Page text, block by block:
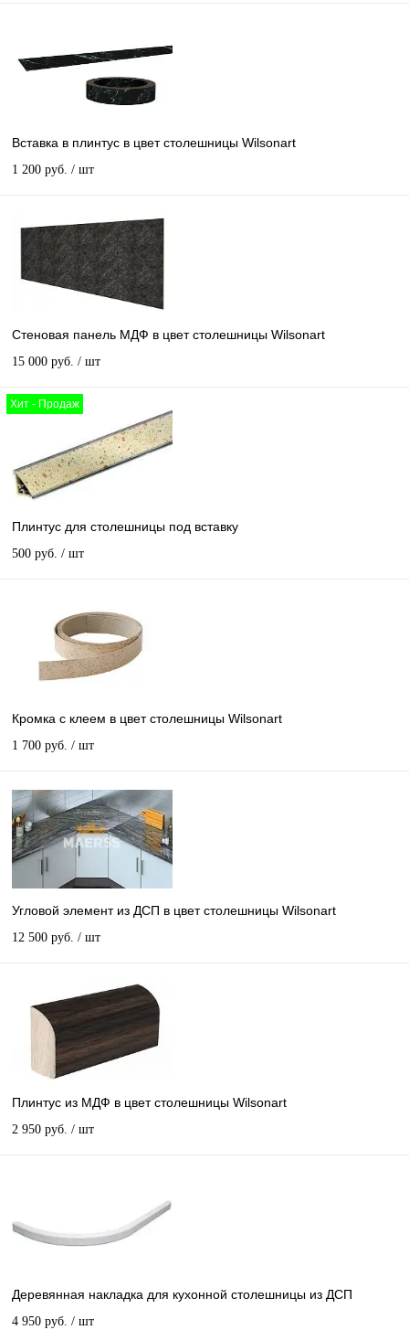
Вставка в плинтус в цвет столешницы Wilsonart
1 200 руб. / шт
Стеновая панель МДФ в цвет столешницы Wilsonart
15 000 руб. / шт
Хит - Продаж
Плинтус для столешницы под вставку
500 руб. / шт
Кромка с клеем в цвет столешницы Wilsonart
1 700 руб. / шт
Угловой элемент из ДСП в цвет столешницы Wilsonart
12 500 руб. / шт
Плинтус из МДФ в цвет столешницы Wilsonart
2 950 руб. / шт
Деревянная накладка для кухонной столешницы из ДСП
4 950 руб. / шт